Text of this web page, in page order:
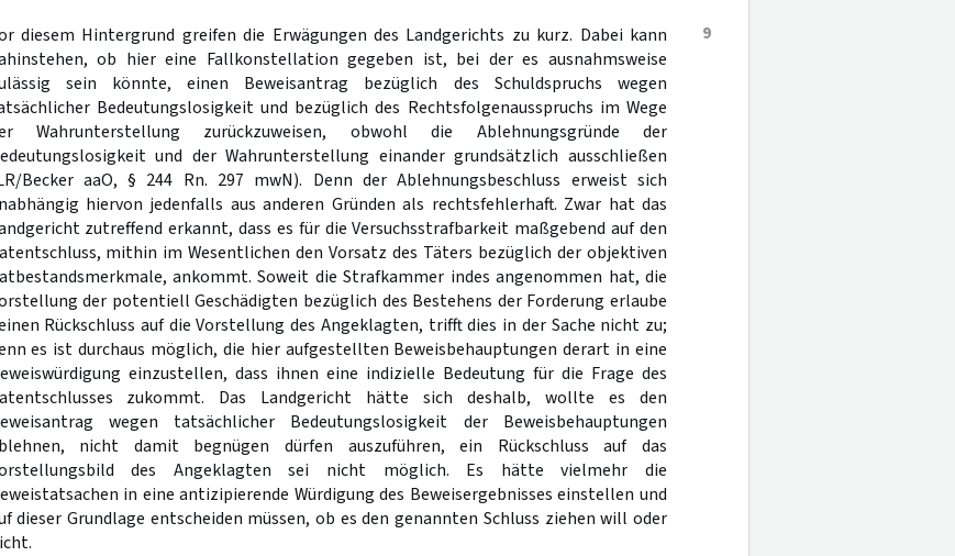
9
diesem Hintergrund greifen die Erwägungen des Landgerichts zu kurz. Dabei kann
ob hier eine Fallkonstellation gegeben ist, bei der es ausnahmsweise
sein könnte, einen Beweisantrag bezüglich des Schuldspruchs wegen
Bedeutungslosigkeit und bezüglich des Rechtsfolgenausspruchs im Wege
Wahrunterstellung zurückzuweisen, obwohl die Ablehnungsgründe der
und der Wahrunterstellung einander grundsätzlich ausschließen
Becker aaO, § 244 Rn. 297 mwN). Denn der Ablehnungsbeschluss erweist sich
hiervon jedenfalls aus anderen Gründen als rechtsfehlerhaft. Zwar hat das
zutreffend erkannt, dass es für die Versuchsstrafbarkeit maßgebend auf den
mithin im Wesentlichen den Vorsatz des Täters bezüglich der objektiven
ankommt. Soweit die Strafkammer indes angenommen hat, die
der potentiell Geschädigten bezüglich des Bestehens der Forderung erlaube
Rückschluss auf die Vorstellung des Angeklagten, trifft dies in der Sache nicht zu;
es ist durchaus möglich, die hier aufgestellten Beweisbehauptungen derart in eine
einzustellen, dass ihnen eine indizielle Bedeutung für die Frage des
zukommt. Das Landgericht hätte sich deshalb, wollte es den
wegen tatsächlicher Bedeutungslosigkeit der Beweisbehauptungen
nicht damit begnügen dürfen auszuführen, ein Rückschluss auf das
des Angeklagten sei nicht möglich. Es hätte vielmehr die
in eine antizipierende Würdigung des Beweisergebnisses einstellen und
dieser Grundlage entscheiden müssen, ob es den genannten Schluss ziehen will oder